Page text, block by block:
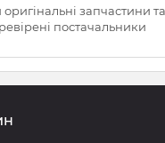
оригінальні запчастини та
постачальники